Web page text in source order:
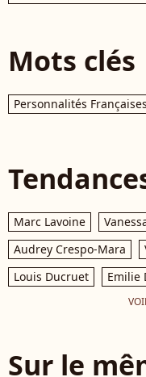
Mots clés
Personnalités Françaises
Marc Lavoine
Audrey Crespo-Mara
Louis Ducruet
Emilie
Sur le